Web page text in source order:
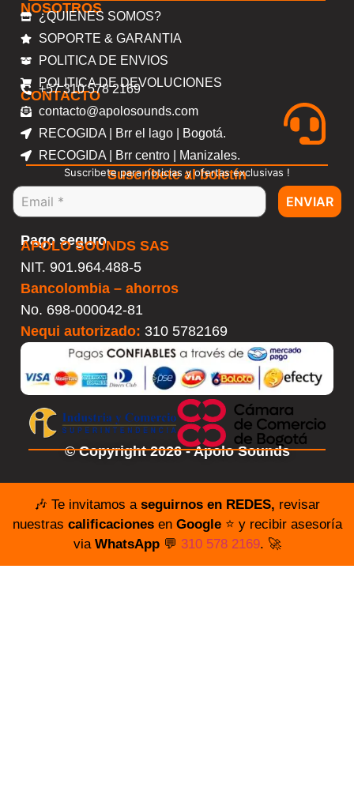
NOSOTROS
¿QUIENES SOMOS?
SOPORTE & GARANTIA
POLITICA DE ENVIOS
POLITICA DE DEVOLUCIONES
CONTACTO
+57 310 578 2169
contacto@apolosounds.com
RECOGIDA | Brr el lago | Bogotá.
RECOGIDA | Brr centro | Manizales.
Suscríbete al boletín
Suscribete para noticias y ofertas exclusivas !
ENVIAR
Pago seguro
APOLO SOUNDS SAS
NIT. 901.964.488-5
Bancolombia – ahorros
No. 698-000042-81
Nequi autorizado: 310 5782169
© Copyright 2026 - Apolo Sounds
🎶 Te invitamos a seguirnos en REDES, revisar
nuestras calificacionesen Google⭐️ y recibir asesoría
via WhatsApp💬 310 578 2169. 🚀